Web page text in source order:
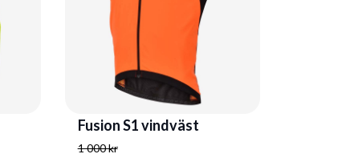
Fusion S1 vindväst
1 000 kr